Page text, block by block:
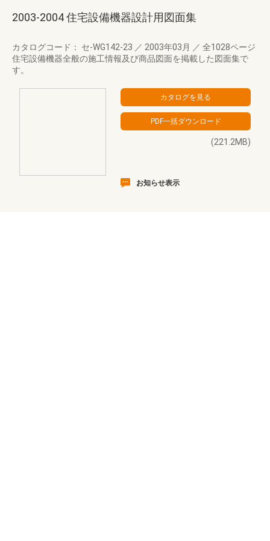
2003-2004 住宅設備機器設計用図面集
カタログコード： セ-WG142-23 ／ 2003年03月 ／ 全1028ページ
住宅設備機器全般の施工情報及び商品図面を掲載した図面集で
す。
(221.2MB)
お知らせ表示